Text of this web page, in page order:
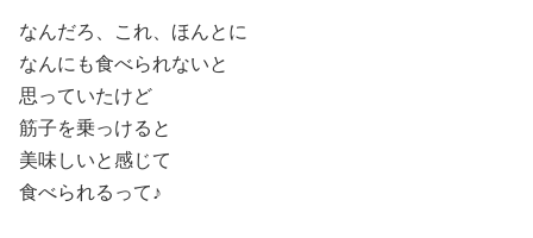
なんだろ、これ、ほんとに
なんにも食べられないと
思っていたけど
筋子を乗っけると
美味しいと感じて
食べられるって♪